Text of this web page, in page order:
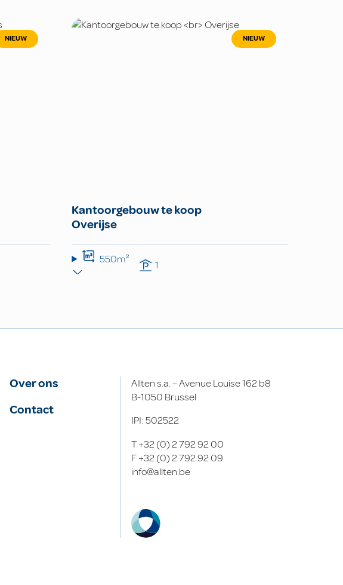
NIEUW NIEUW
Kantoorgebouw te koop
Overijse
550m² 1
Over ons
Contact
Allten s.a. – Avenue Louise 162 b8
B-1050 Brussel
IPI: 502522
T+32 (0) 2 792 92 00
F+32 (0) 2 792 92 09
info@allten.be